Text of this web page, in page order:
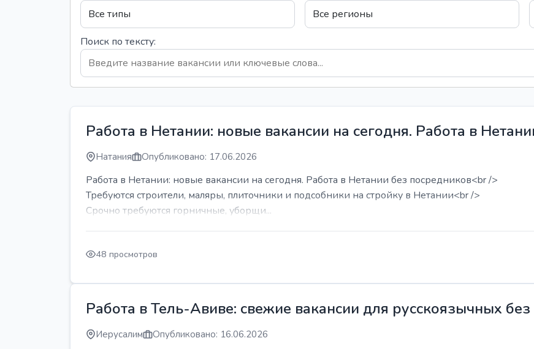
Поиск по тексту:
Работа в Нетании: новые вакансии на сегодня. Работа в
Натания Опубликовано: 17.06.2026
Работа в Нетании: новые вакансии на сегодня. Работа в Нетании без посредников<br />
Требуются строители, маляры, плиточники и подсобники на стройку в Нетании<br />
Срочно требуются горничные, уборщи...
48 просмотров
Работа в Тель-Авиве: свежие вакансии для русскоязычных
Иерусалим Опубликовано: 16.06.2026